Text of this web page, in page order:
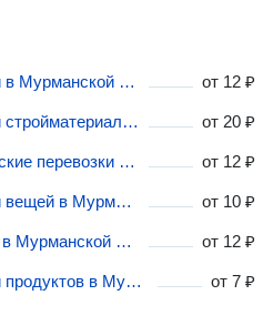
Междугородные перевозки в Мурманской области от 12 ₽
Междугородные перевозки стройматериалов в Мурманской области от 20 ₽
Междугородные коммерческие перевозки в Мурманской области от 12 ₽
Междугородные перевозки вещей в Мурманской области от 10 ₽
Междугородные переезды в Мурманской области от 12 ₽
Междугородные перевозки продуктов в Мурманской области от 7 ₽